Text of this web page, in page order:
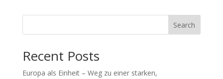
Search
Recent Posts
Europa als Einheit – Weg zu einer starken,